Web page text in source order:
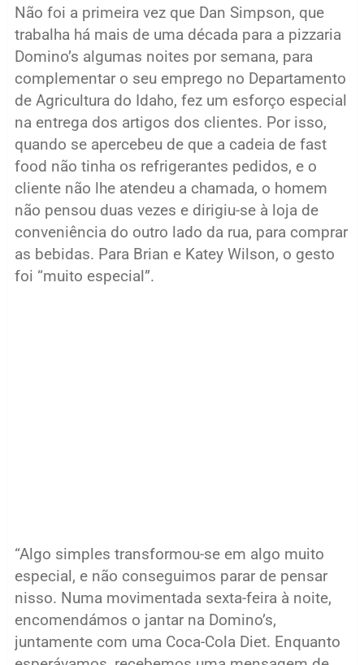
Não foi a primeira vez que Dan Simpson, que
trabalha há mais de uma década para a pizzaria
Domino’s algumas noites por semana, para
complementar o seu emprego no Departamento
de Agricultura do Idaho, fez um esforço especial
na entrega dos artigos dos clientes. Por isso,
quando se apercebeu de que a cadeia de fast
food não tinha os refrigerantes pedidos, e o
cliente não lhe atendeu a chamada, o homem
não pensou duas vezes e dirigiu-se à loja de
conveniência do outro lado da rua, para comprar
as bebidas. Para Brian e Katey Wilson, o gesto
foi “muito especial”.
“Algo simples transformou-se em algo muito
especial, e não conseguimos parar de pensar
nisso. Numa movimentada sexta-feira à noite,
encomendámos o jantar na Domino’s,
juntamente com uma Coca-Cola Diet. Enquanto